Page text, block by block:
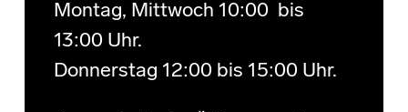
Montag, Mittwoch 10:00 bis
13:00 Uhr.
Donnerstag 12:00 bis 15:00 Uhr.